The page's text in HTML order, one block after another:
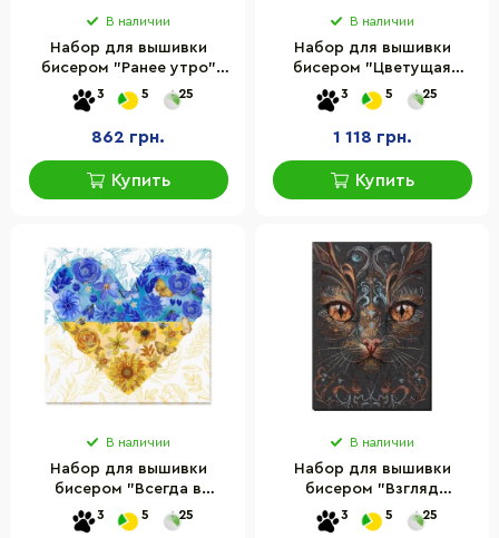
В наличии
Набор для вышивки
бисером "Ранее утро"
Abris Art AB-618 30х30 см
3 5 25
862 грн.
Купить
В наличии
Набор для вышивки
бисером "Цветущая
земля" Abris Art AB-870
41х27 см
3 5 25
1 118 грн.
Купить
В наличии
Набор для вышивки
бисером "Всегда в
сердце" Abris Art AB-871
33х32 см
3 5 25
В наличии
Набор для вышивки
бисером "Взгляд
колдуньи" Abris Art AB-
900 43х30 см
3 5 25